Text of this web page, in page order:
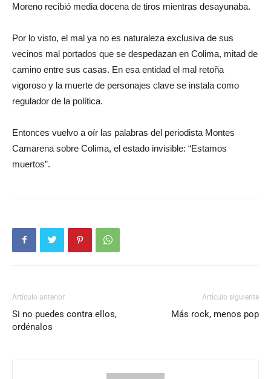
Moreno recibió media docena de tiros mientras desayunaba.
Por lo visto, el mal ya no es naturaleza exclusiva de sus
vecinos mal portados que se despedazan en Colima, mitad de
camino entre sus casas. En esa entidad el mal retoña
vigoroso y la muerte de personajes clave se instala como
regulador de la política.
Entonces vuelvo a oír las palabras del periodista Montes
Camarena sobre Colima, el estado invisible: “Estamos
muertos”.
Artículo anterior
Si no puedes contra ellos,
ordénalos
Artículo siguiente
Más rock, menos pop